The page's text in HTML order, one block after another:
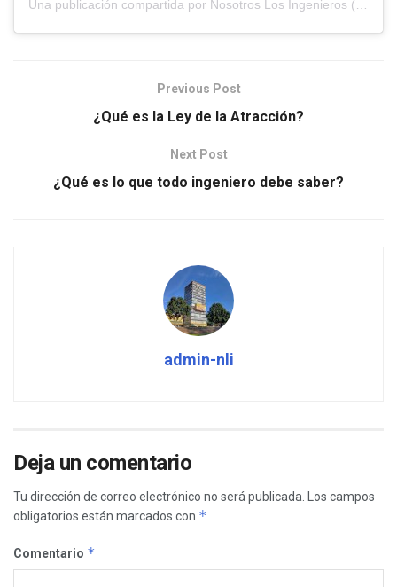
Previous Post
¿Qué es la Ley de la Atracción?
Next Post
¿Qué es lo que todo ingeniero debe saber?
admin-nli
Deja un comentario
Tu dirección de correo electrónico no será publicada.
Los campos
obligatorios están marcados con *
Comentario *